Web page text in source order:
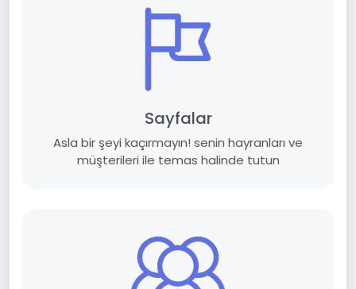
Sayfalar
Asla bir şeyi kaçırmayın! senin hayranları ve
müşterileri ile temas halinde tutun